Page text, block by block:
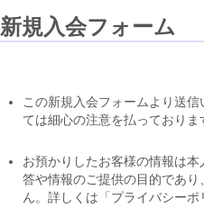
新規入会フォーム
この新規入会フォームより送
ては細心の注意を払っておりま
お預かりしたお客様の情報は
答や情報のご提供の目的であ
ん。詳しくは「プライバシーポ